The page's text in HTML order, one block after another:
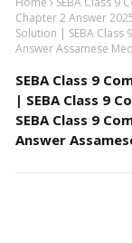
Chapter 2 Answer
Solution | SEBA
Answer Assamese
SEBA Class 9
| SEBA Class 9
SEBA Class 9
Answer Assamese